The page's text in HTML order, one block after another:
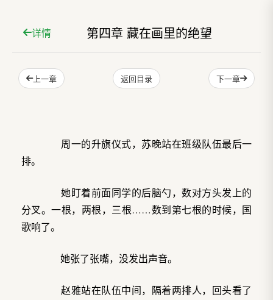
详情 第四章 藏在画里的绝望
上一章 返回目录 下一章
周一的升旗仪式，苏晚站在班级队伍最后一
排。
她盯着前面同学的后脑勺，数对方头发上的
分叉。一根，两根，三根……数到第七根的时候，国
歌响了。
她张了张嘴，没发出声音。
赵雅站在队伍中间，隔着两排人，回头看了